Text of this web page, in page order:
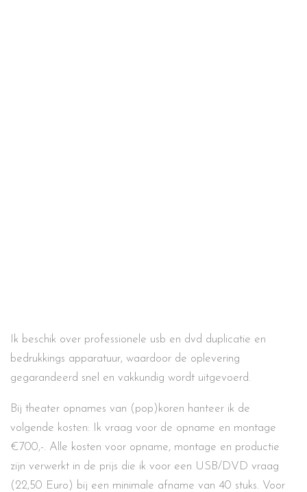
Ik beschik over professionele usb en dvd duplicatie en
bedrukkings apparatuur, waardoor de oplevering
gegarandeerd snel en vakkundig wordt uitgevoerd.
Bij theater opnames van (pop)koren hanteer ik de
volgende kosten: Ik vraag voor de opname en montage
€700,-. Alle kosten voor opname, montage en productie
zijn verwerkt in de prijs die ik voor een USB/DVD vraag
(22,50 Euro) bij een minimale afname van 40 stuks. Voor